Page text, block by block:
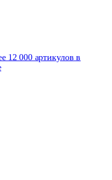
12 000 артикулов в